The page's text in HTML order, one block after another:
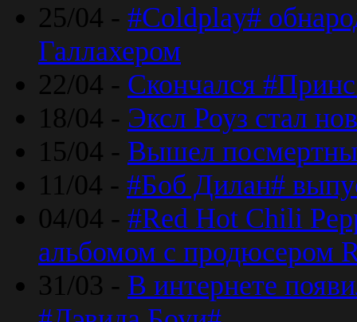
25/04 - #Coldplay#
Галлахером
22/04 - Скончался
18/04 - Эксл Роуз стал
15/04 - Вышел
11/04 - #Боб Дилан#
04/04 - #Red Hot Chili
альбомом с продюсером
31/03 - В интернете